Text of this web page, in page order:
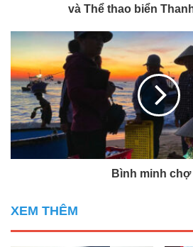
và Thể thao biển
Bình minh chợ
XEM THÊM